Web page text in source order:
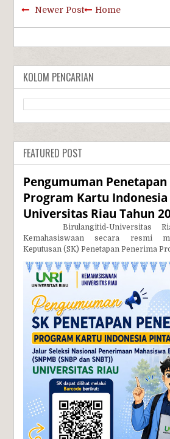
Newer Post Home
KOLOM PENCARIAN
FEATURED POST
Pengumuman
Program Kartu
Universitas Riau Tahun
Birulangitid-Universitas
Kemahasiswaan secara resmi
Keputusan (SK) Penetapan Penerima